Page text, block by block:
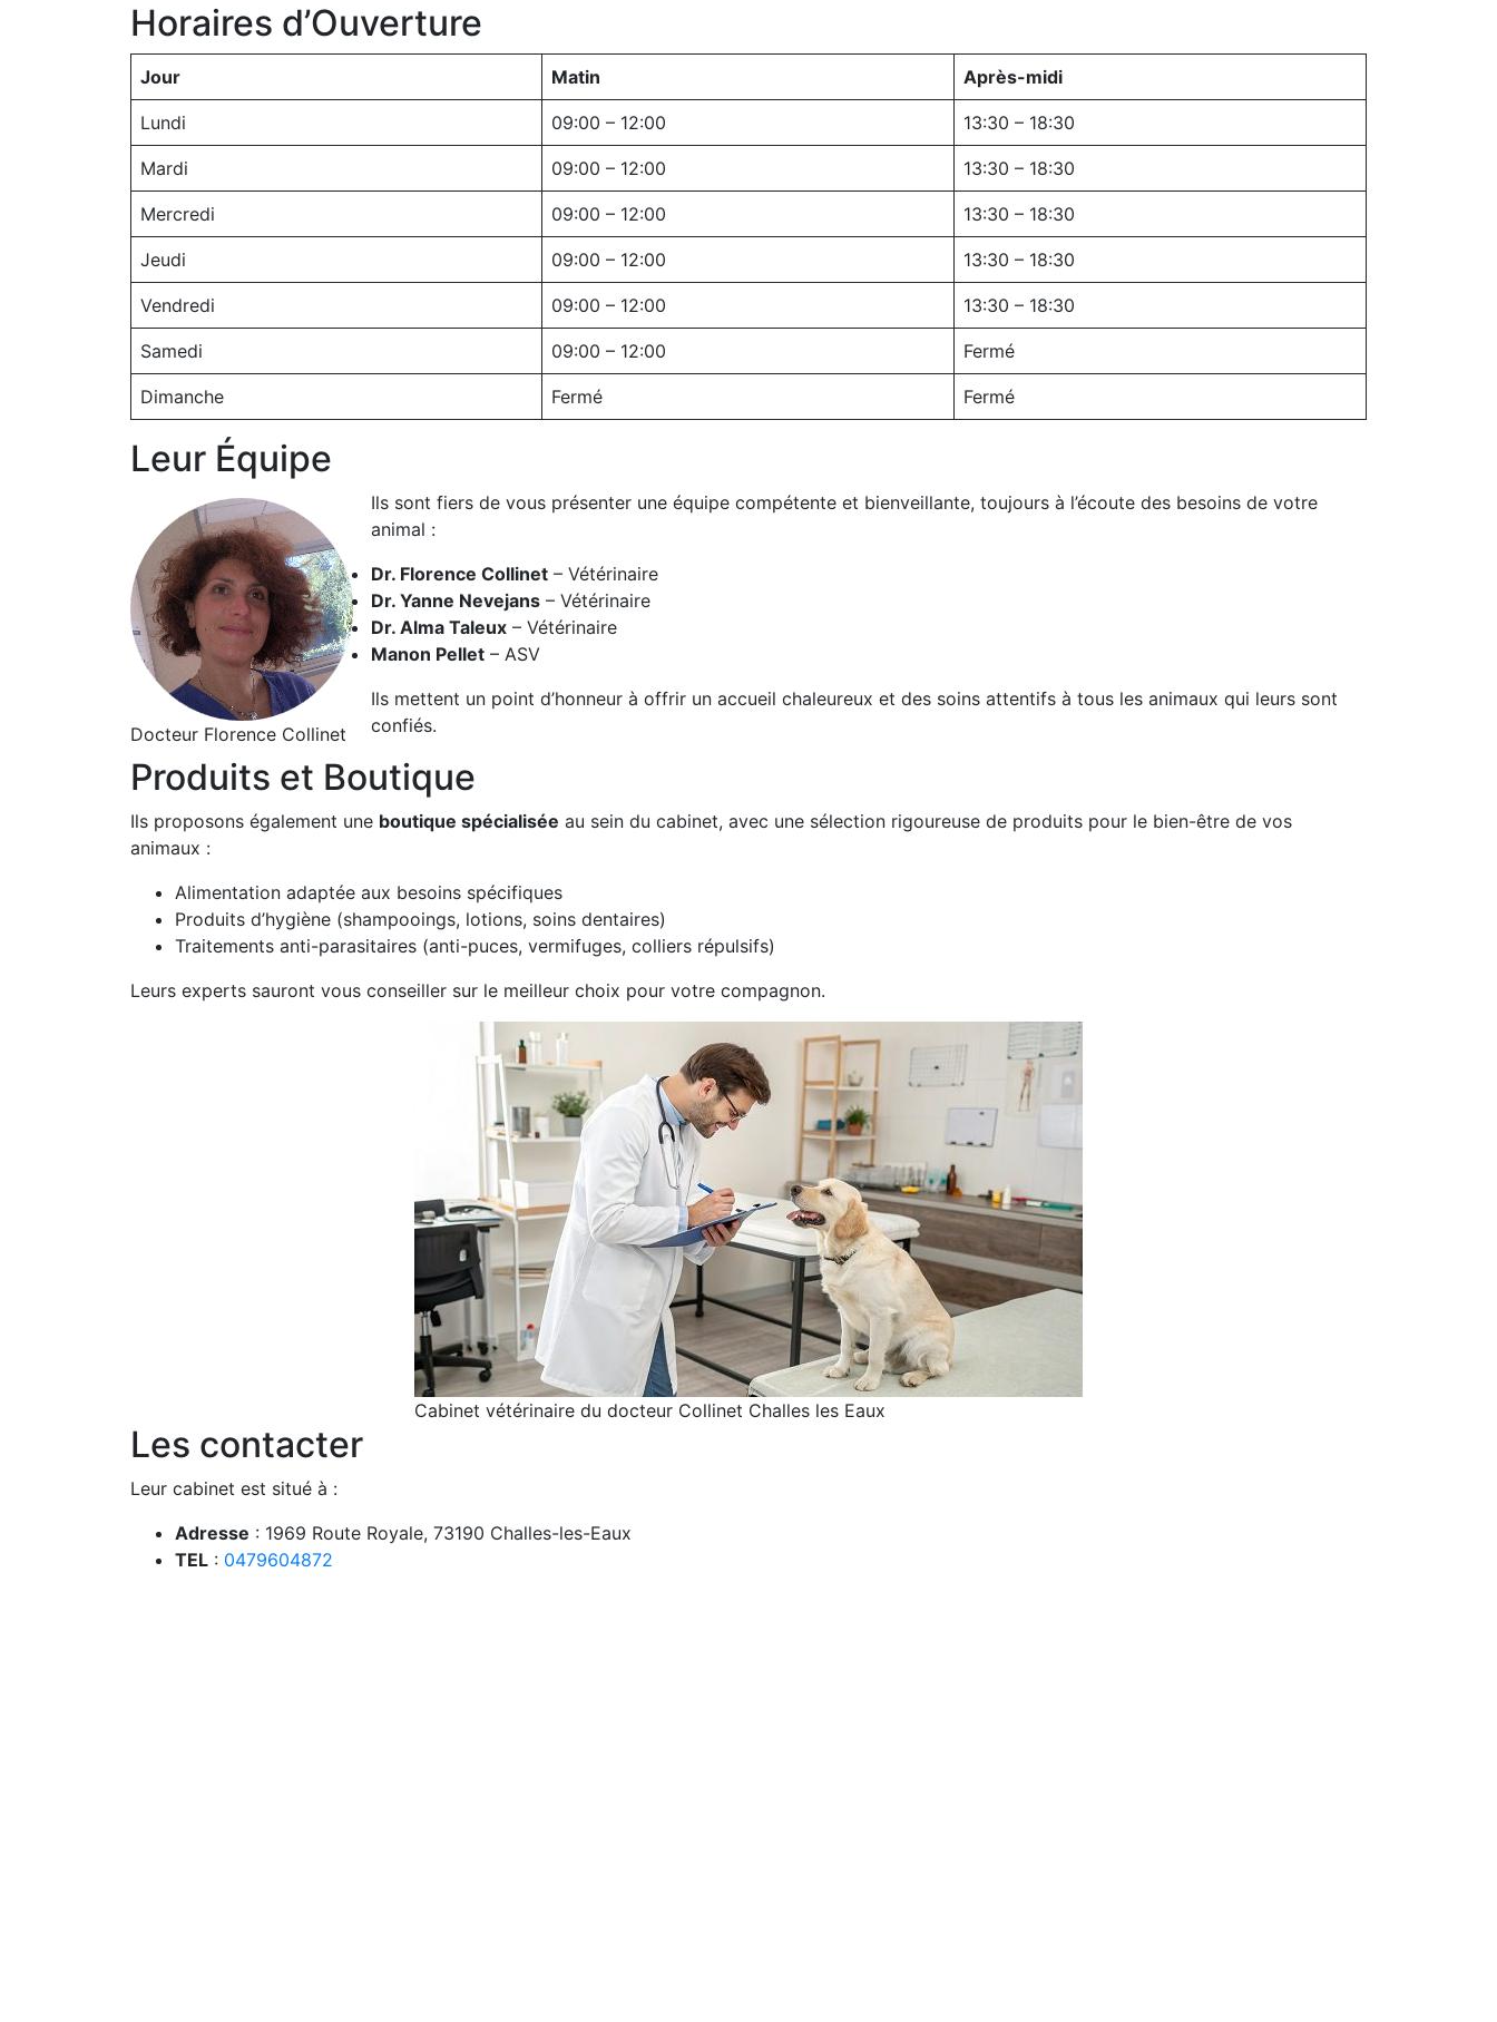
Horaires d’Ouverture
Jour Matin Après-midi
Lundi 09:00 – 12:00 13:30 – 18:30
Mardi 09:00 – 12:00 13:30 – 18:30
Mercredi 09:00 – 12:00 13:30 – 18:30
Jeudi 09:00 – 12:00 13:30 – 18:30
Vendredi 09:00 – 12:00 13:30 – 18:30
Samedi 09:00 – 12:00 Fermé
Dimanche Fermé Fermé
Leur Équipe
Docteur Florence Collinet
Ils sont fiers de vous présenter une équipe compétente et bienveillante, toujours à l’écoute des besoins de votre
animal :
Dr. Florence Collinet – Vétérinaire
Dr. Yanne Nevejans – Vétérinaire
Dr. Alma Taleux – Vétérinaire
Manon Pellet – ASV
Ils mettent un point d’honneur à offrir un accueil chaleureux et des soins attentifs à tous les animaux qui leurs sont
confiés.
Produits et Boutique
Ils proposons également une boutique spécialisée au sein du cabinet, avec une sélection rigoureuse de produits pour le bien-être de vos
animaux :
Alimentation adaptée aux besoins spécifiques
Produits d’hygiène (shampooings, lotions, soins dentaires)
Traitements anti-parasitaires (anti-puces, vermifuges, colliers répulsifs)
Leurs experts sauront vous conseiller sur le meilleur choix pour votre compagnon.
Cabinet vétérinaire du docteur Collinet Challes les Eaux
Les contacter
Leur cabinet est situé à :
Adresse : 1969 Route Royale, 73190 Challes-les-Eaux
TEL : 0479604872